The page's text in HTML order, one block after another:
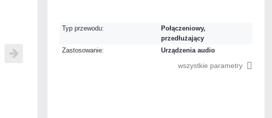
Typ przewodu:
Połączeniowy,
przedłużający
Zastosowanie:
Urządzenia audio
wszystkie parametry